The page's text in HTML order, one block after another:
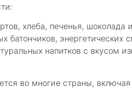
хлеба, печенья, шоколада
батончиков, энергетических
напитков с вкусом
во многие страны,